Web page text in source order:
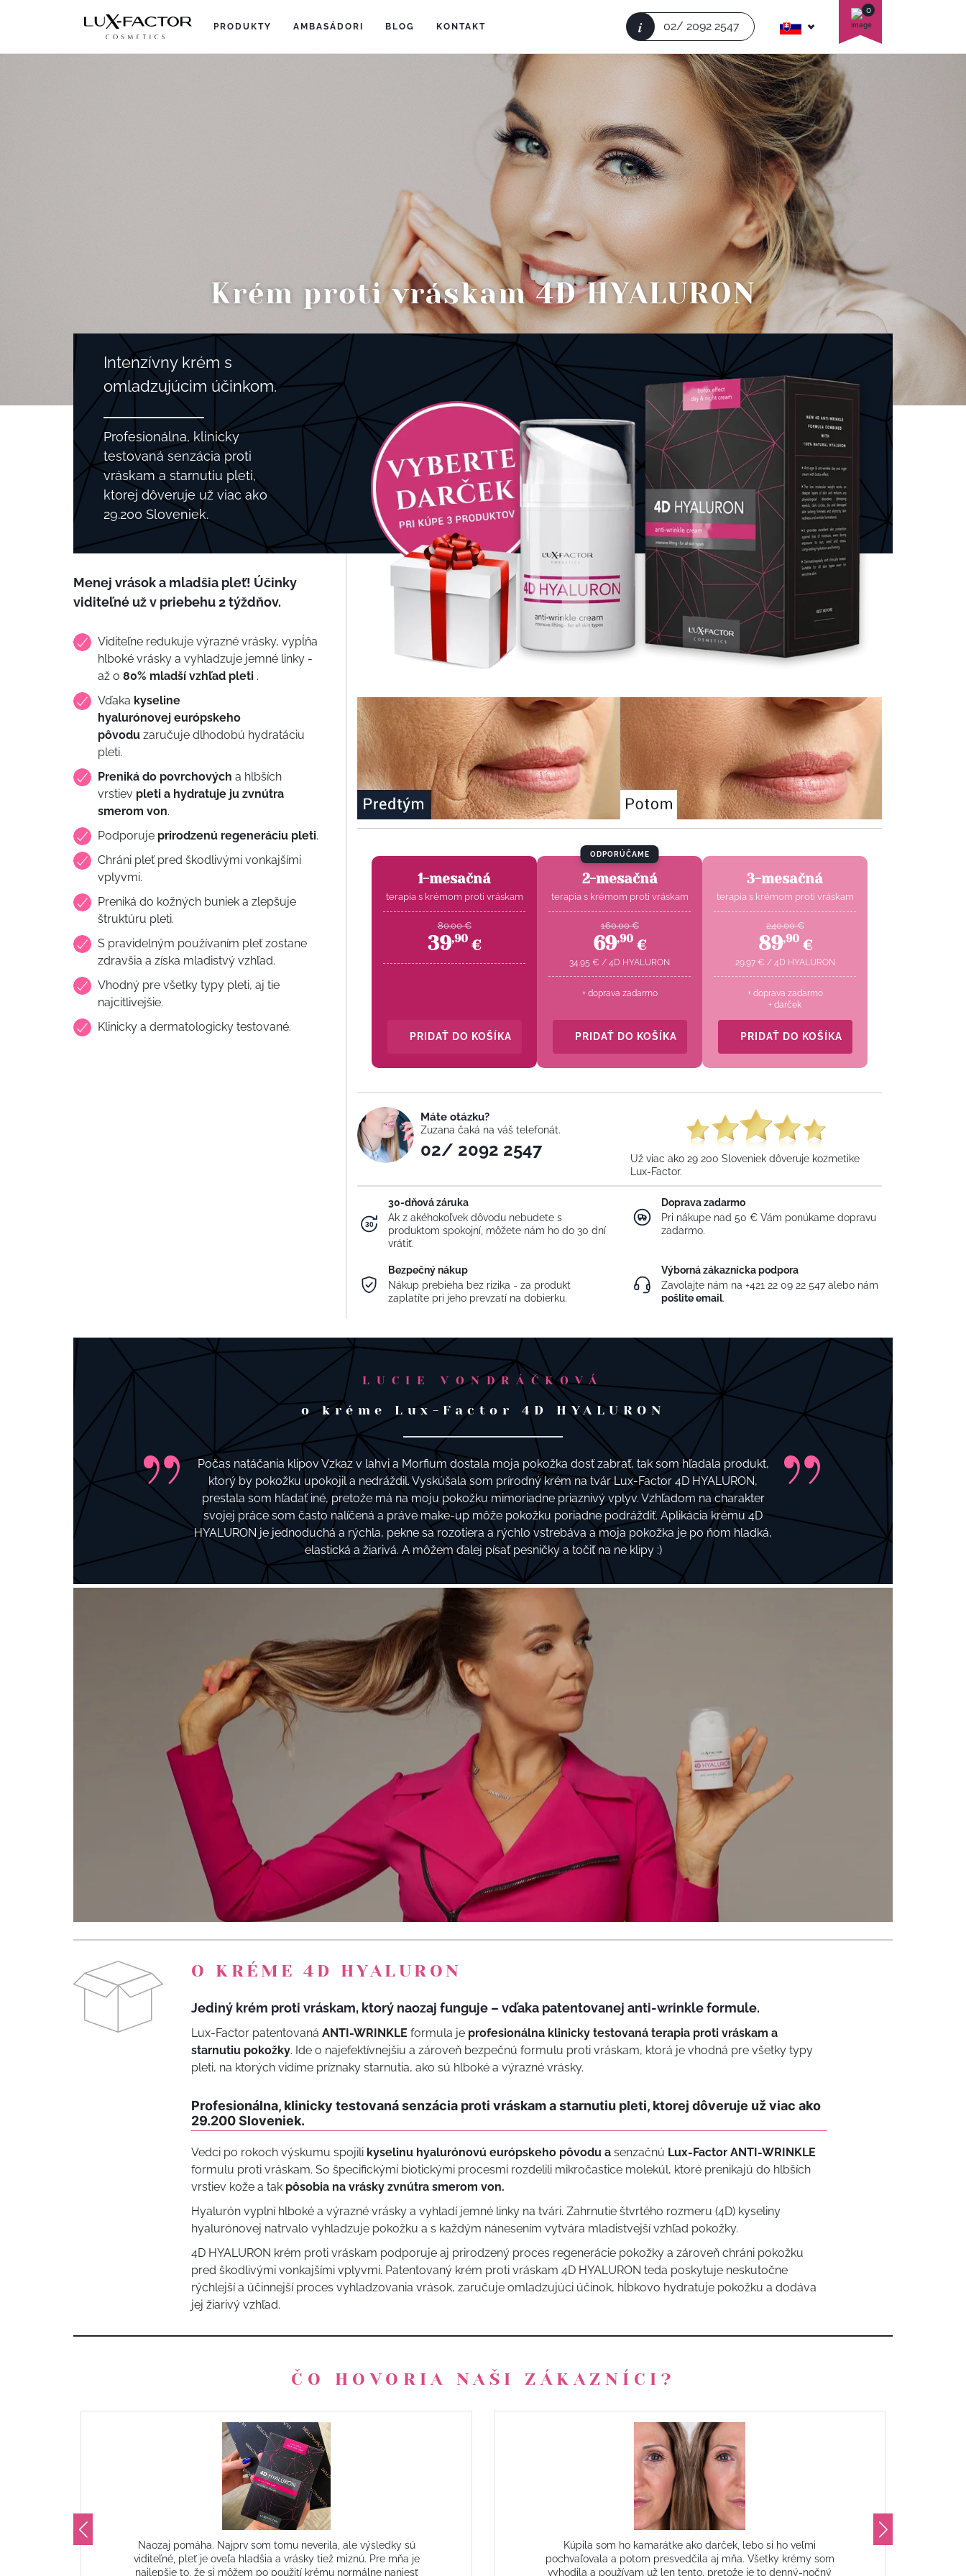
PRODUKTY (current)
AMBASÁDORI (current)
BLOG (current)
KONTAKT i 02/ 2092 2547
0
Krém proti vráskam 4D HYALURON
Intenzívny krém s
omladzujúcim účinkom.
Profesionálna, klinicky
testovaná senzácia proti
vráskam a starnutiu pleti,
ktorej dôveruje už viac ako
29.200 Sloveniek.
Menej vrások a mladšia pleť! Účinky
viditeľné už v priebehu 2 týždňov.
Viditeľne redukuje výrazné vrásky, vypĺňa
hlboké vrásky a vyhladzuje jemné linky -
až o 80% mladší vzhľad pleti .
Vďaka kyseline
hyalurónovej európskeho
pôvodu zaručuje dlhodobú hydratáciu
pleti.
Preniká do povrchových a hlbších
vrstiev pleti a hydratuje ju zvnútra
smerom von.
Podporuje prirodzenú regeneráciu pleti.
Chráni pleť pred škodlivými vonkajšími
vplyvmi.
Preniká do kožných buniek a zlepšuje
štruktúru pleti.
S pravidelným používaním pleť zostane
zdravšia a získa mladistvý vzhľad.
Vhodný pre všetky typy pleti, aj tie
najcitlivejšie.
Klinicky a dermatologicky testované.
1-mesačná
terapia s krémom proti vráskam
80.00 €
39,90 €
PRIDAŤ DO KOŠÍKA
ODPORÚČAME
2-mesačná
terapia s krémom proti vráskam
160.00 €
69,90 €
34.95 € / 4D HYALURON
+ doprava zadarmo
PRIDAŤ DO KOŠÍKA
3-mesačná
terapia s krémom proti vráskam
240.00 €
89,90 €
29.97 € / 4D HYALURON
+ doprava zadarmo
+ darček
PRIDAŤ DO KOŠÍKA
Máte otázku?
Zuzana čaká na váš telefonát.
02/ 2092 2547
Už viac ako 29 200 Sloveniek dôveruje kozmetike
Lux-Factor.
30-dňová záruka
Ak z akéhokoľvek dôvodu nebudete s
produktom spokojní, môžete nám ho do 30 dní
vrátiť.
Doprava zadarmo
Pri nákupe nad 50 € Vám ponúkame dopravu
zadarmo.
Bezpečný nákup
Nákup prebieha bez rizika - za produkt
zaplatíte pri jeho prevzatí na dobierku.
Výborná zákaznícka podpora
Zavolajte nám na +421 22 09 22 547alebo nám
pošlite email.
LUCIE VONDRÁČKOVÁ
o kréme Lux-Factor 4D HYALURON
Počas natáčania klipov Vzkaz v lahvi a Morfium dostala moja pokožka dosť zabrať, tak som hľadala produkt,
ktorý by pokožku upokojil a nedráždil. Vyskúšala som prírodný krém na tvár Lux-Factor 4D HYALURON,
prestala som hľadať iné, pretože má na moju pokožku mimoriadne priaznivý vplyv. Vzhľadom na charakter
svojej práce som často nalíčená a práve make-up môže pokožku poriadne podráždiť. Aplikácia krému 4D
HYALURON je jednoduchá a rýchla, pekne sa rozotiera a rýchlo vstrebáva a moja pokožka je po ňom hladká,
elastická a žiarivá. A môžem ďalej písať pesničky a točiť na ne klipy :)
O KRÉME 4D HYALURON
Jediný krém proti vráskam, ktorý naozaj funguje – vďaka patentovanej anti-wrinkle formule.
Lux-Factor patentovaná ANTI-WRINKLE formula je profesionálna klinicky testovaná terapia proti vráskam a
starnutiu pokožky. Ide o najefektívnejšiu a zároveň bezpečnú formulu proti vráskam, ktorá je vhodná pre všetky typy
pleti, na ktorých vidíme príznaky starnutia, ako sú hlboké a výrazné vrásky.
Profesionálna, klinicky testovaná senzácia proti vráskam a starnutiu pleti, ktorej dôveruje už viac ako
29.200 Sloveniek.
Vedci po rokoch výskumu spojili kyselinu hyalurónovú európskeho pôvodu a senzačnú Lux-Factor ANTI-WRINKLE
formulu proti vráskam. So špecifickými biotickými procesmi rozdelili mikročastice molekúl, ktoré prenikajú do hlbších
vrstiev kože a tak pôsobia na vrásky zvnútra smerom von.
Hyalurón vyplní hlboké a výrazné vrásky a vyhladí jemné linky na tvári. Zahrnutie štvrtého rozmeru (4D) kyseliny
hyalurónovej natrvalo vyhladzuje pokožku a s každým nánesením vytvára mladistvejší vzhľad pokožky.
4D HYALURON krém proti vráskam podporuje aj prirodzený proces regenerácie pokožky a zároveň chráni pokožku
pred škodlivými vonkajšími vplyvmi. Patentovaný krém proti vráskam 4D HYALURON teda poskytuje neskutočne
rýchlejší a účinnejší proces vyhladzovania vrások, zaručuje omladzujúci účinok, hĺbkovo hydratuje pokožku a dodáva
jej žiarivý vzhľad.
ČO HOVORIA NAŠI ZÁKAZNÍCI?
Naozaj pomáha. Najprv som tomu neverila, ale výsledky sú
viditeľné, pleť je oveľa hladšia a vrásky tiež miznú. Pre mňa je
najlepšie to, že si môžem po použití krému normálne naniesť
Kúpila som ho kamarátke ako darček, lebo si ho veľmi
pochvaľovala a potom presvedčila aj mňa. Všetky krémy som
vyhodila a používam už len tento, pretože je to denný-nočný